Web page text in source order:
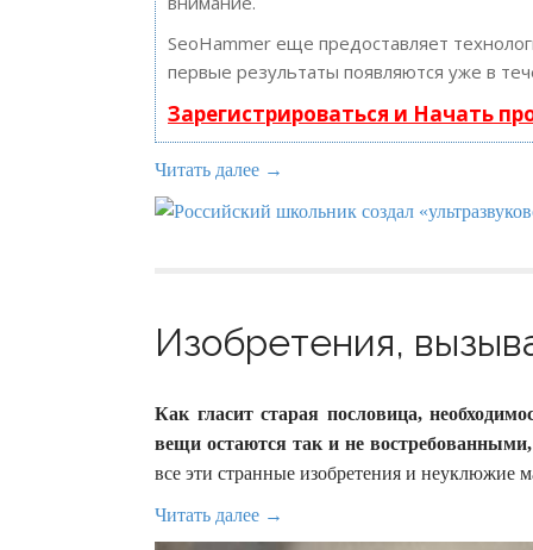
SeoHammer еще предоставляет
первые результаты появляются уже в
Зарегистрироваться и Начать
Читать далее →
Изобретения,
Как гласит старая пословица,
вещи остаются так и не
все эти странные изобретения и
Читать далее →